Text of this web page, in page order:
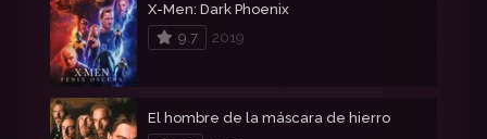
X-Men: Dark Phoenix
9.7
2019
El hombre de la máscara de hierro